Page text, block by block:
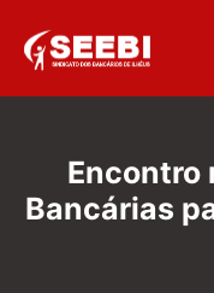
Encontro
Bancárias